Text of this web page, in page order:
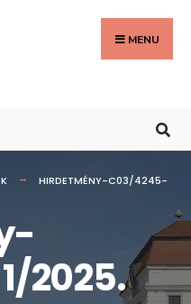
MENU
HIRDETMÉNY-C03/4245-
2025.